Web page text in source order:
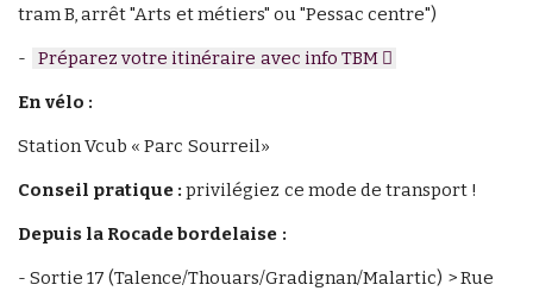
tram B, arrêt "Arts et métiers" ou "Pessac centre")
- Préparez votre itinéraire avec info TBM
En vélo :
Station Vcub « Parc Sourreil»
Conseil pratique : privilégiez ce mode de transport !
Depuis la Rocade bordelaise :
- Sortie 17 (Talence/Thouars/Gradignan/Malartic) > Rue